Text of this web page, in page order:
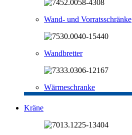
Wand- und Vorratsschränke
Wandbretter
Wärmeschranke
Kräne